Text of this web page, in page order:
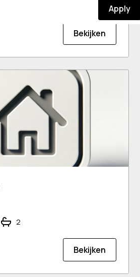
Bekijken
2
Bekijken